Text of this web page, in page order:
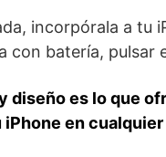
incorpórala a tu
con batería, pulsar
diseño es lo que
en